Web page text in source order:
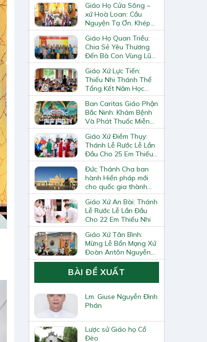
Giáo Họ Cửa Sông –
xứ Hoà Loan: Cầu
Nguyện Tạ Ơn, Khép
Lại Khóa Huấn Luyện
Giáo Lý Viên Cấp II
Giáo Họ Quan Triều:
Chia Sẻ Yêu Thương
Đến Bà Con Vùng Lũ
Lai Châu
Giáo Xứ Lực Tiến:
Thiếu Nhi Thánh Thể
Tổng Kết Năm Học
Giáo Lý
Ban Caritas Giáo Phận
Bắc Ninh: Khám Bệnh
Và Phát Thuốc Miễn
Phí Tại Giáo Xứ Đồng
Chương
Giáo Xứ Điềm Thụy:
Thánh Lễ Rước Lễ Lần
Đầu Cho 25 Em Thiếu
Nhi
Đức Thánh Cha ban
hành Hiến pháp mới
cho quốc gia thành
Vatican
Giáo Xứ An Bài: Thánh
Lễ Rước Lễ Lần Đầu
Cho 22 Em Thiếu Nhi
Giáo Xứ Tân Bình:
Mừng Lễ Bổn Mạng Xứ
Đoàn Antôn Nguyễn
Tiến Đích Và Bế Giảng
Năm Học Giáo Lý
BÀI ĐỀ XUẤT
Lm. Giuse Nguyễn Đình
Phán
Lược sử Giáo họ Cổ
Đèo